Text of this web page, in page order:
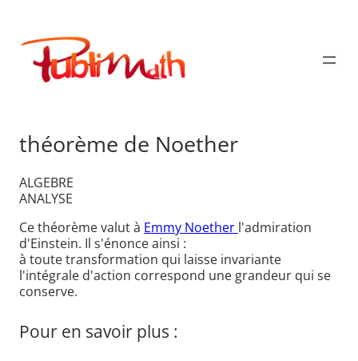
contenu
Publimath
théorème de Noether
ALGEBRE
ANALYSE
Ce théorème valut à Emmy Noether l'admiration
d'Einstein. Il s'énonce ainsi :
à toute transformation qui laisse invariante
l'intégrale d'action correspond une grandeur qui se
conserve.
Pour en savoir plus :